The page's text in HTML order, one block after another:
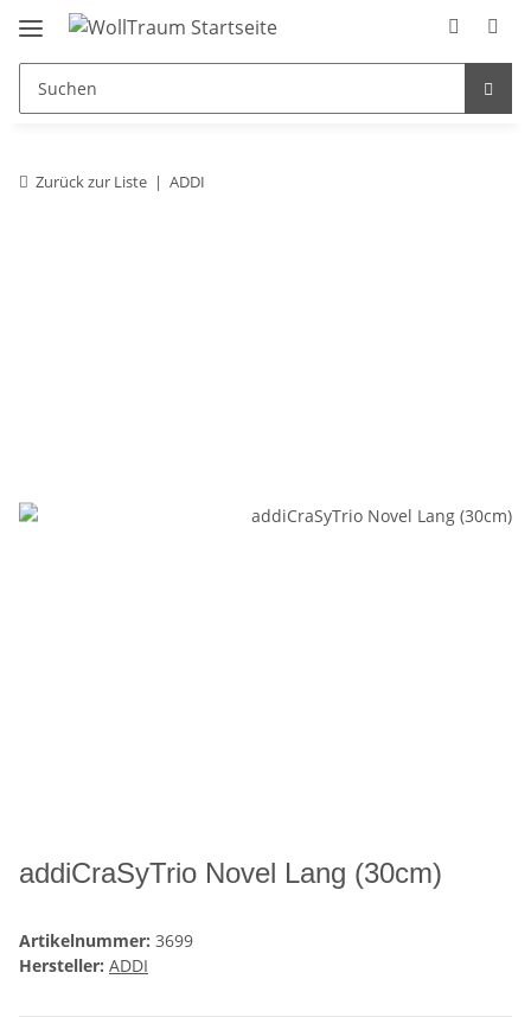
Zurück zur Liste ADDI
addiCraSyTrio Novel Lang (30cm)
Artikelnummer: 3699
Hersteller: ADDI